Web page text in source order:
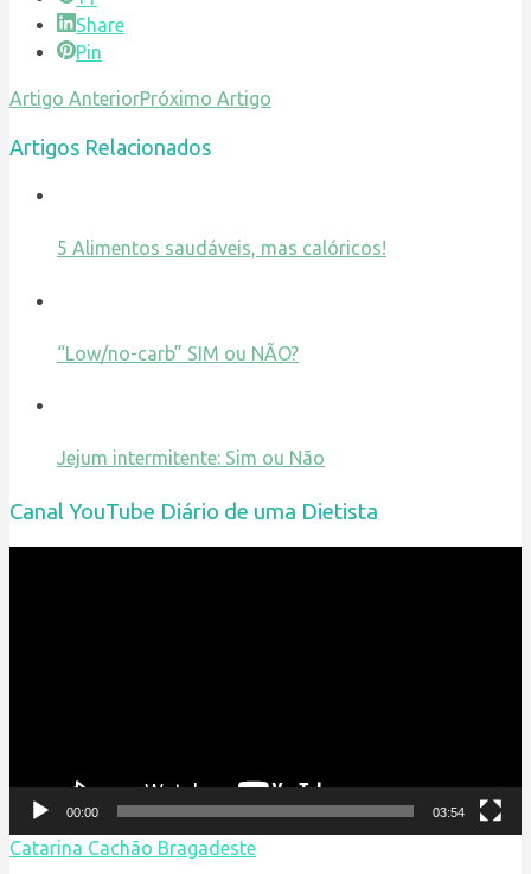
Share
Pin
Artigo AnteriorPróximo Artigo
Artigos Relacionados
5 Alimentos saudáveis, mas calóricos!
“Low/no-carb” SIM ou NÃO?
Jejum intermitente: Sim ou Não
Canal YouTube Diário de uma Dietista
00:00 03:54
Catarina Cachão Bragadeste